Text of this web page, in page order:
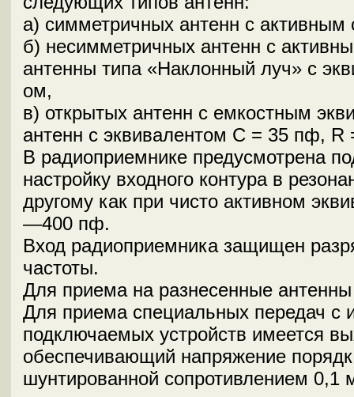
а) симметричных антенн с
б) несимметричных антенн с
антенны типа «Наклонный луч» с
ом,
в) открытых антенн с емкостным
антенн с эквивалентом С = 35 пф, R
В радиоприемнике предусмотрена
настройку входного контура в
другому как при чисто активном
—400 пф.
Вход радиоприемника защищен
частоты.
Для приема на разнесенные
Для приема специальных передач с
подключаемых устройств имеется
обеспечивающий напряжение
шунтированной сопротивлением 0,1